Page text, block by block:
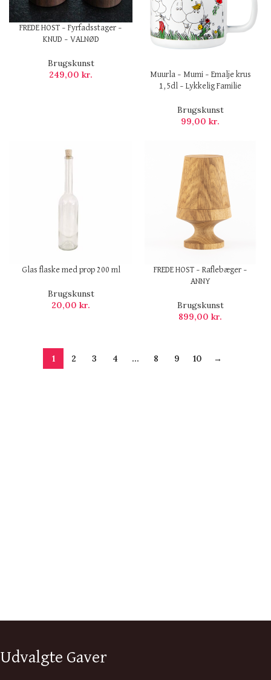
FREDE HOST – Fyrfadsstager –
KNUD – VALNØD
Brugskunst
249,00 kr.
Muurla – Mumi – Emalje krus
1,5dl – Lykkelig Familie
Brugskunst
99,00 kr.
Glas flaske med prop 200 ml
Brugskunst
20,00 kr.
FREDE HOST – Raflebæger –
ANNY
Brugskunst
899,00 kr.
1 2 3 4 … 8 9 10 →
Udvalgte Gaver